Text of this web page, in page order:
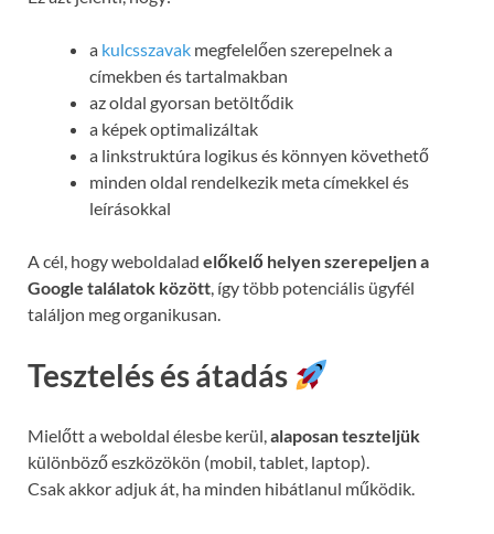
a kulcsszavak megfelelően szerepelnek a
címekben és tartalmakban
az oldal gyorsan betöltődik
a képek optimalizáltak
a linkstruktúra logikus és könnyen követhető
minden oldal rendelkezik meta címekkel és
leírásokkal
A cél, hogy weboldalad előkelő helyen szerepeljen a
Google találatok között, így több potenciális ügyfél
találjon meg organikusan.
Tesztelés és átadás
Mielőtt a weboldal élesbe kerül,alaposan teszteljük
különböző eszközökön (mobil, tablet, laptop).
Csak akkor adjuk át, ha minden hibátlanul működik.